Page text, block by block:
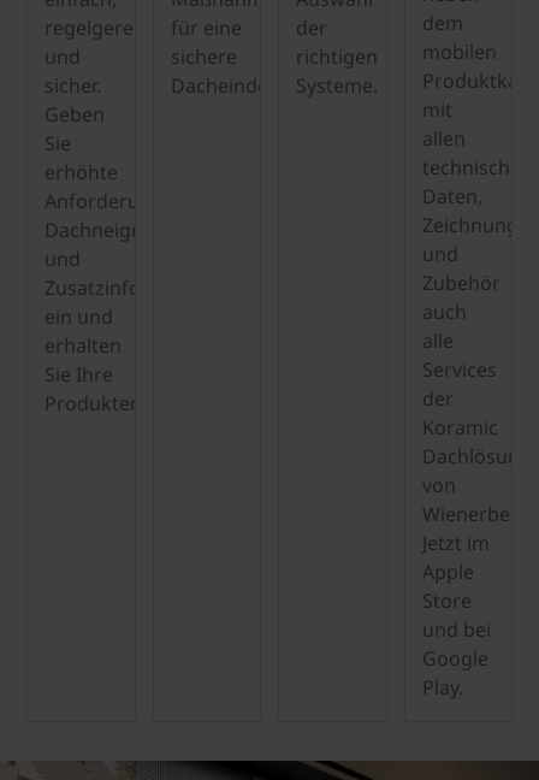
regelgerecht
und
sicher.
Geben
Sie
erhöhte
Anforderungen,
Dachneigungen
und
Zusatzinformationen
ein und
erhalten
Sie Ihre
Produktempfehlungen.
für eine
sichere
Dacheindeckung.
der
richtigen
Systeme.
dem
mobilen
mit
allen
technischen
Daten,
und
Zubehör
auch
alle
Services
der
Koramic
von
Jetzt im
Apple
Store
und bei
Google
Play.